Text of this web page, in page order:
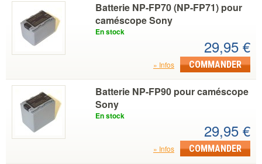
Batterie NP-FP70 (NP-FP71) pour
caméscope Sony
En stock
29,95 €
COMMANDER
Infos
Batterie NP-FP90 pour caméscope
Sony
En stock
29,95 €
COMMANDER
Infos